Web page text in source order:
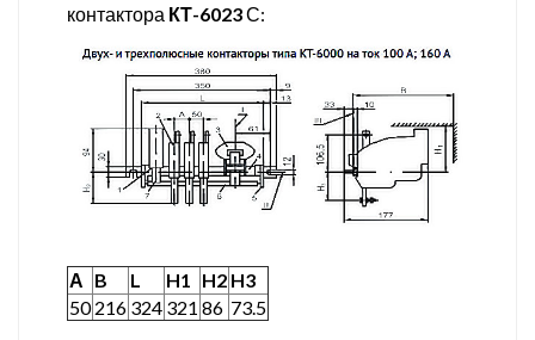
контактора КТ-6023С:
А B L H1 H2 H3
50 216 324 321 86 73.5